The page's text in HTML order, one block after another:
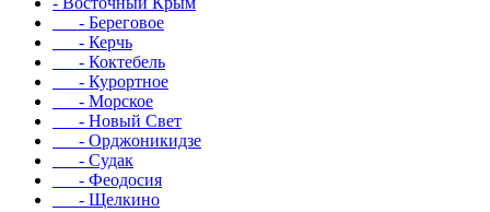
- Береговое
- Керчь
- Коктебель
- Курортное
- Морское
- Новый Свет
- Орджоникидзе
- Судак
- Феодосия
- Щелкино